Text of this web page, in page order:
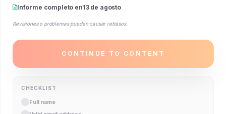
Informe completo en13 de agosto
Revisiones o problemas pueden causar retrasos.
CONTINUE TO CONTENT
CHECKLIST
Full name